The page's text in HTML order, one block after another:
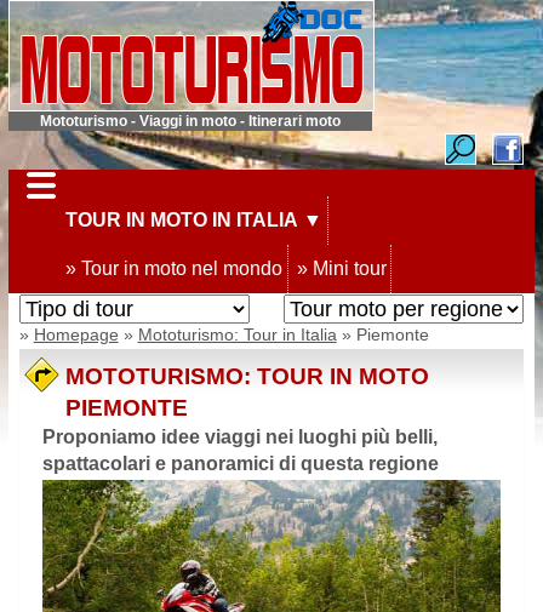
Mototurismo - Viaggi in moto - Itinerari moto
TOUR IN MOTO IN ITALIA ▼
» Tour in moto nel mondo » Mini tour
» Homepage » Mototurismo: Tour in Italia » Piemonte
MOTOTURISMO: TOUR IN MOTO
PIEMONTE
Proponiamo idee viaggi nei luoghi più belli,
spattacolari e panoramici di questa regione